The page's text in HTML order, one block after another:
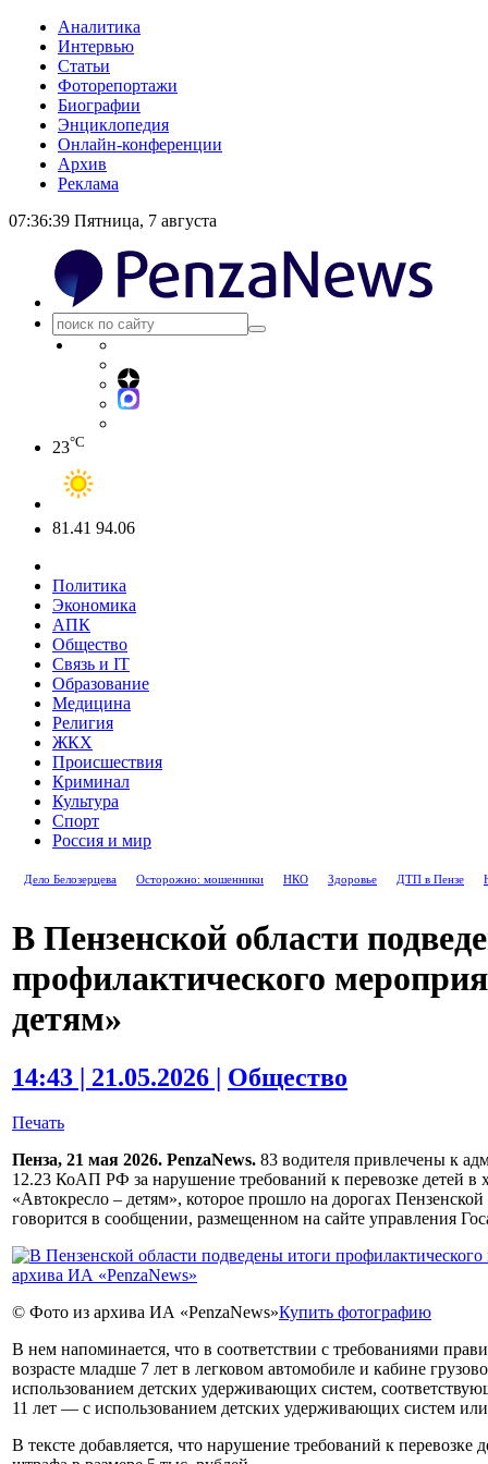
Аналитика
Интервью
Статьи
Фоторепортажи
Биографии
Энциклопедия
Онлайн-конференции
Архив
Реклама
07:36:39 Пятница, 7 августа
23°C
81.41 94.06
Политика
Экономика
АПК
Общество
Связь и IT
Образование
Медицина
Религия
ЖКХ
Происшествия
Криминал
Культура
Спорт
Россия и мир
Дело Белозерцева Осторожно: мошенники НКО Здоровье ДТП в Пензе
В Пензенской области
профилактического
детям»
14:43 | 21.05.2026 | Общество
Печать
Пенза, 21 мая 2026. PenzaNews. 83 водителя привлечены к
12.23 КоАП РФ за нарушение требований к перевозке детей в
«Автокресло – детям», которое прошло на дорогах
говорится в сообщении, размещенном на сайте управления
© Фото из архива ИА «PenzaNews»Купить фотографию
В нем напоминается, что в соответствии с требованиями
возрасте младше 7 лет в легковом автомобиле и кабине
использованием детских удерживающих систем,
11 лет — с использованием детских удерживающих систем
В тексте добавляется, что нарушение требований к перевозке